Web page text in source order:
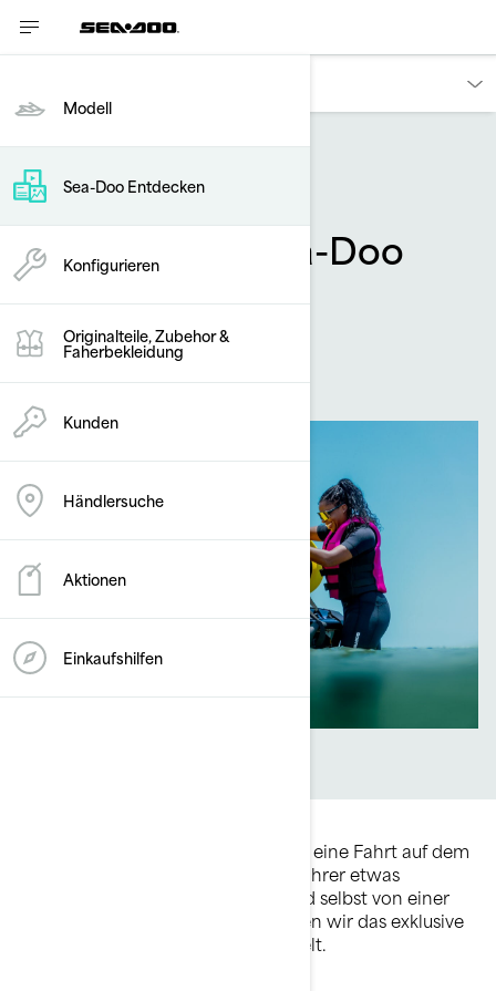
Modell
Sea-Doo Entdecken
Konfigurieren
Originalteile, Zubehor &
Faherbekleidung
Kunden
Händlersuche
Aktionen
Einkaufshilfen
Zubehör
Doo It Right: Sea-Doo
LinQ Zubehör
BySea-Doo Team
Juni 2020
Das Sea-Doo Leben geht weit über eine Fahrt auf dem
Wasser hinaus. Es kann für jeden Fahrer etwas
vollkommen anderes bedeuten, und selbst von einer
Stunde zur nächsten. Deshalb haben wir das exklusive
BRP LinQ-Zubehörsystem entwickelt.